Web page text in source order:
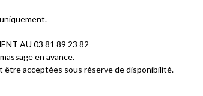
AU 03 81 89 23 82
en avance.
acceptées sous réserve de disponibilité.